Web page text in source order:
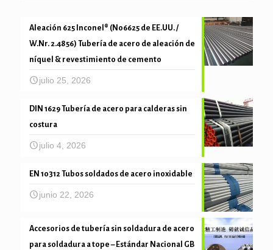
Aleación 625 Inconel® (N06625 de EE.UU. /
W.Nr. 2.4856) Tubería de acero de aleación de
níquel & revestimiento de cemento
julio 25, 2026
DIN 1629 Tubería de acero para calderas sin
costura
julio 4, 2026
EN 10312 Tubos soldados de acero inoxidable
junio 22, 2026
Accesorios de tubería sin soldadura de acero
para soldadura a tope – Estándar Nacional GB